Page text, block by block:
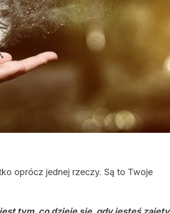
oprócz jednej rzeczy. Są to Twoje